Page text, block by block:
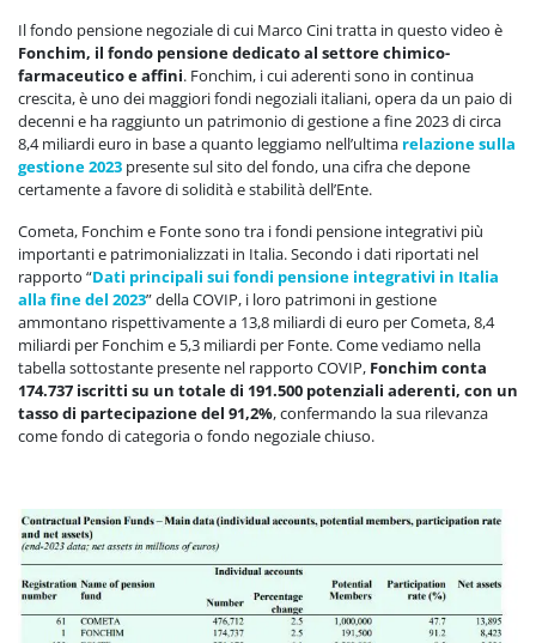
Il fondo pensione negoziale di cui Marco Cini tratta in questo video è
Fonchim, il fondo pensione dedicato al settore chimico-
farmaceutico e affini. Fonchim, i cui aderenti sono in continua
crescita, è uno dei maggiori fondi negoziali italiani, opera da un paio di
decenni e ha raggiunto un patrimonio di gestione a fine 2023 di circa
8,4 miliardi euro in base a quanto leggiamo nell’ultima relazione sulla
gestione 2023 presente sul sito del fondo, una cifra che depone
certamente a favore di solidità e stabilità dell’Ente.
Cometa, Fonchim e Fonte sono tra i fondi pensione integrativi più
importanti e patrimonializzati in Italia. Secondo i dati riportati nel
rapporto “Dati principali sui fondi pensione integrativi in Italia
alla fine del 2023” della COVIP, i loro patrimoni in gestione
ammontano rispettivamente a 13,8 miliardi di euro per Cometa, 8,4
miliardi per Fonchim e 5,3 miliardi per Fonte. Come vediamo nella
tabella sottostante presente nel rapporto COVIP, Fonchim conta
174.737 iscritti su un totale di 191.500 potenziali aderenti, con un
tasso di partecipazione del 91,2%, confermando la sua rilevanza
come fondo di categoria o fondo negoziale chiuso.